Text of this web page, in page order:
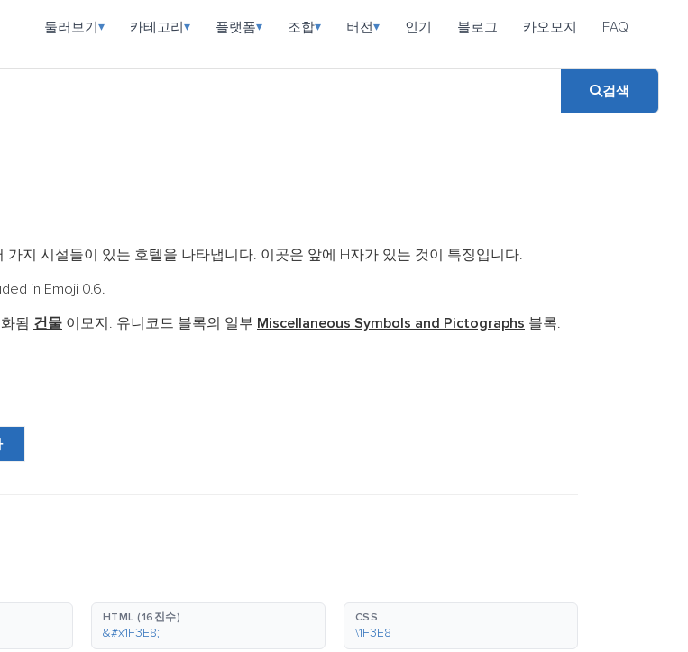
둘러보기▾ 카테고리▾ 플랫폼▾ 조합▾ 버전▾ 인기 블로그 카오모지 FAQ
검색
지 시설들이 있는 호텔을 나타냅니다. 이곳은 앞에 H자가 있는 것이 특징입니다.
in Emoji 0.6.
됨 건물 이모지. 유니코드 블록의 일부 Miscellaneous Symbols and Pictographs 블록.
HTML (16진수)
&#x1F3E8;
CSS
\1F3E8